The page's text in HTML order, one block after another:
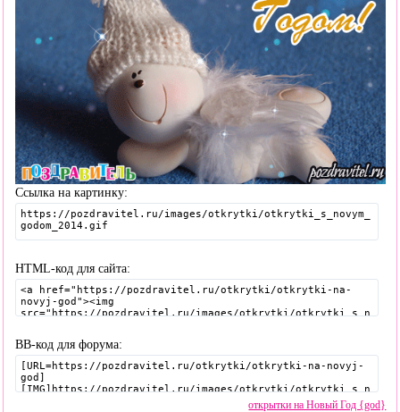
Ссылка на картинку:
HTML-код для сайта:
BB-код для форума:
открытки на Новый Год {god}